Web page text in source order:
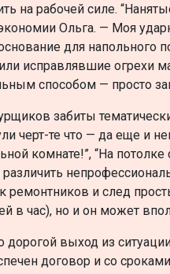
на рабочей силе.
Ольга. — Моя
для напольного
исправлявшие огрехи
способом — просто
забиты
черт-те что — да еще и
комнате!”, “На
различить
ремонтников и след
в час), но и он может
дорогой выход из
договор и со